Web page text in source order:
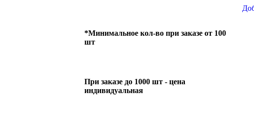
*Минимальное кол-во при заказе от 100
шт
При заказе до 1000 шт - цена
индивидуальная